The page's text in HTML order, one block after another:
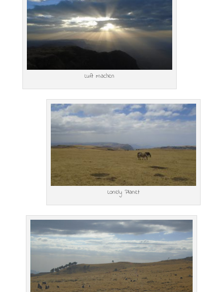
Luft machen
Lonely Planet